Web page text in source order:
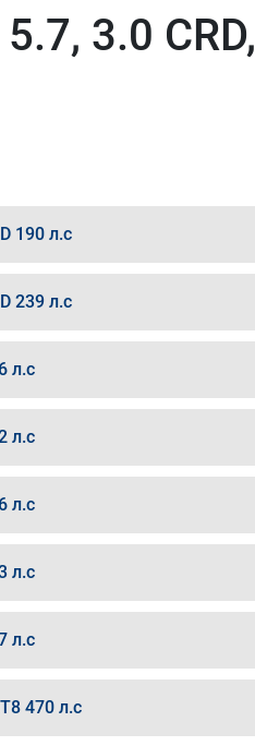
3.0
190 л.с
239 л.с
л.с
л.с
л.с
л.с
л.с
470 л.с